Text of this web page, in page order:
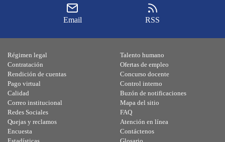
Email RSS
Régimen legal
Contratación
Rendición de cuentas
Pago virtual
Calidad
Talento humano
Ofertas de empleo
Concurso docente
Control interno
Buzón de notificaciones
Correo institucional
Redes Sociales
Quejas y reclamos
Encuesta
Mapa del sitio
FAQ
Atención en línea
Contáctenos